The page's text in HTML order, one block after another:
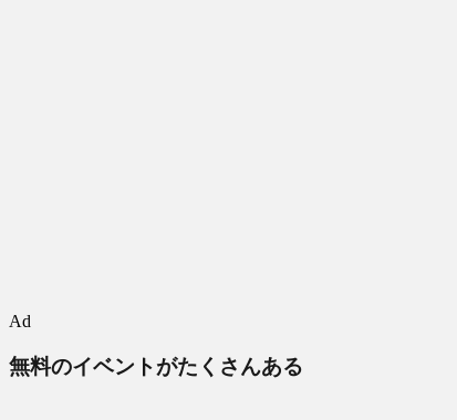
Ad
無料のイベントがたくさんある